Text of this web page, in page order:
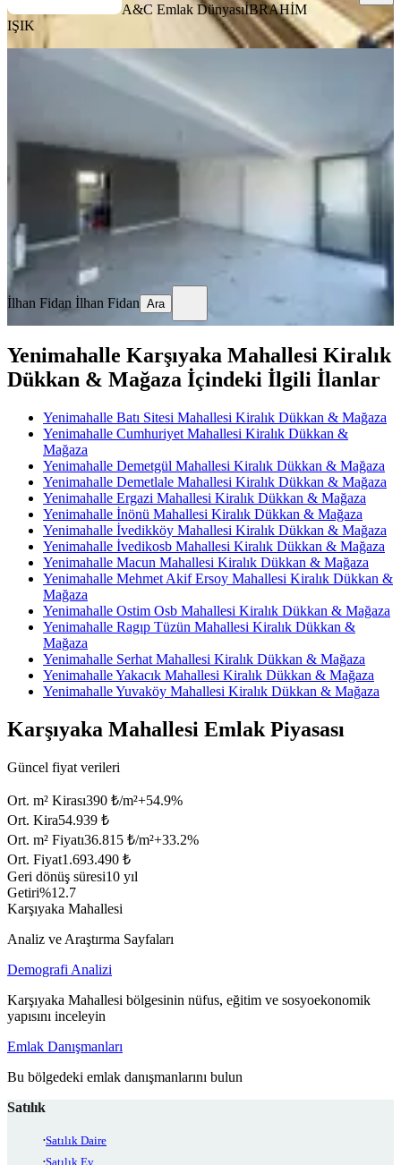
A&C Emlak DünyasıİBRAHİM
IŞIK
Sahibinden Eczane Tercihli
Sahibinden Yapılı Harika İşyeri
Yenimahalle, Turgut Özal Mahallesi
1 Oda·42 m² 05.08.2026
İlhan Fidanİlhan Fidan
Ara
İlhan Fidan İlhan Fidan Ara
Yenimahalle Karşıyaka Mahallesi Kiralık
Dükkan & Mağaza İçindeki İlgili İlanlar
Yenimahalle Batı Sitesi Mahallesi Kiralık Dükkan & Mağaza
Yenimahalle Cumhuriyet Mahallesi Kiralık Dükkan &
Mağaza
Yenimahalle Demetgül Mahallesi Kiralık Dükkan & Mağaza
Yenimahalle Demetlale Mahallesi Kiralık Dükkan & Mağaza
Yenimahalle Ergazi Mahallesi Kiralık Dükkan & Mağaza
Yenimahalle İnönü Mahallesi Kiralık Dükkan & Mağaza
Yenimahalle İvedikköy Mahallesi Kiralık Dükkan & Mağaza
Yenimahalle İvedikosb Mahallesi Kiralık Dükkan & Mağaza
Yenimahalle Macun Mahallesi Kiralık Dükkan & Mağaza
Yenimahalle Mehmet Akif Ersoy Mahallesi Kiralık Dükkan &
Mağaza
Yenimahalle Ostim Osb Mahallesi Kiralık Dükkan & Mağaza
Yenimahalle Ragıp Tüzün Mahallesi Kiralık Dükkan &
Mağaza
Yenimahalle Serhat Mahallesi Kiralık Dükkan & Mağaza
Yenimahalle Yakacık Mahallesi Kiralık Dükkan & Mağaza
Yenimahalle Yuvaköy Mahallesi Kiralık Dükkan & Mağaza
Karşıyaka Mahallesi Emlak Piyasası
Güncel fiyat verileri
Ort. m² Kirası390 ₺/m²+54.9%
Ort. Kira54.939 ₺
Ort. m² Fiyatı36.815 ₺/m²+33.2%
Ort. Fiyat1.693.490 ₺
Geri dönüş süresi10 yıl
Getiri%12.7
Karşıyaka Mahallesi
Analiz ve Araştırma Sayfaları
Demografi Analizi
Karşıyaka Mahallesi bölgesinin nüfus, eğitim ve sosyoekonomik
yapısını inceleyin
Emlak Danışmanları
Bu bölgedeki emlak danışmanlarını bulun
Satılık
Satılık Daire
Satılık Ev